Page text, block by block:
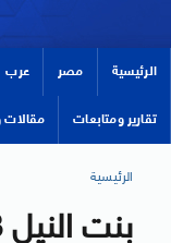
الرئيسية مصر عرب
تقارير ومتابعات مقالات
الرئيسية
بنت النيل 3-9-2020